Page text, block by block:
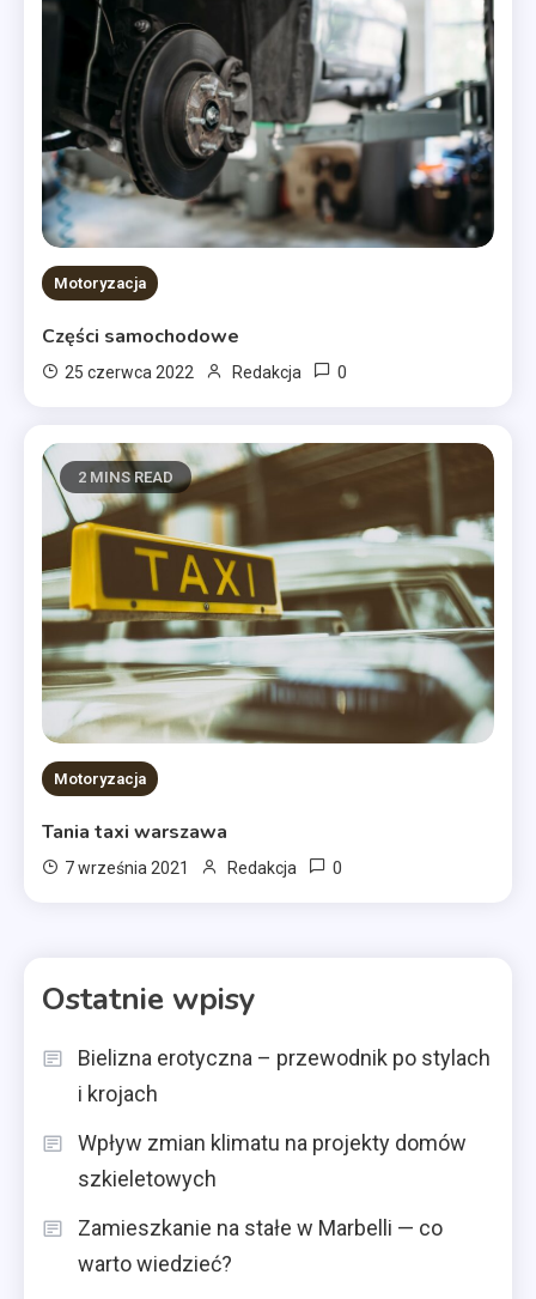
Motoryzacja
Części samochodowe
25 czerwca 2022 Redakcja 0
2 MINS READ
Motoryzacja
Tania taxi warszawa
7 września 2021 Redakcja 0
Ostatnie wpisy
Bielizna erotyczna – przewodnik po stylach
i krojach
Wpływ zmian klimatu na projekty domów
szkieletowych
Zamieszkanie na stałe w Marbelli — co
warto wiedzieć?